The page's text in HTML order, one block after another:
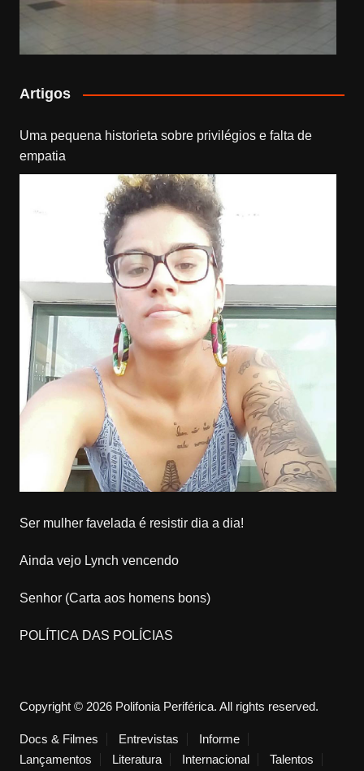
Artigos
Uma pequena historieta sobre privilégios e falta de
empatia
Ser mulher favelada é resistir dia a dia!
Ainda vejo Lynch vencendo
Senhor (Carta aos homens bons)
POLÍTICA DAS POLÍCIAS
Copyright © 2026 Polifonia Periférica. All rights reserved.
Docs & Filmes Entrevistas
Informe
Lançamentos
Literatura Internacional Talentos